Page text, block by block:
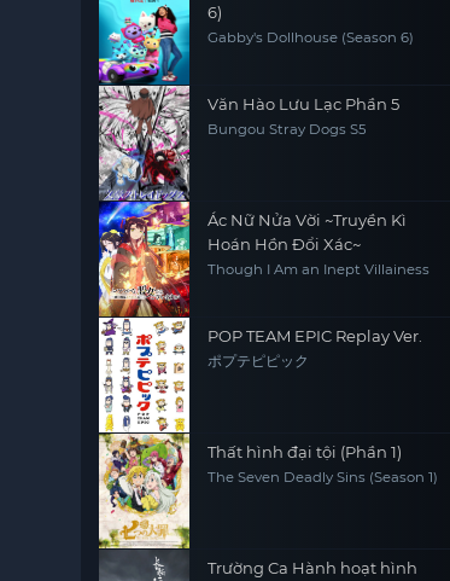
6)
Gabby's Dollhouse (Season 6)
Văn Hào Lưu Lạc Phần 5
Bungou Stray Dogs S5
Ác Nữ Nửa Vời ~Truyền Kì
Hoán Hồn Đổi Xác~
Though I Am an Inept Villainess
POP TEAM EPIC Replay Ver.
ポプテピピック
Thất hình đại tội (Phần 1)
The Seven Deadly Sins (Season 1)
Trường Ca Hành hoạt hình